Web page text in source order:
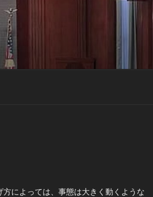
によっては、事態は大きく動くような